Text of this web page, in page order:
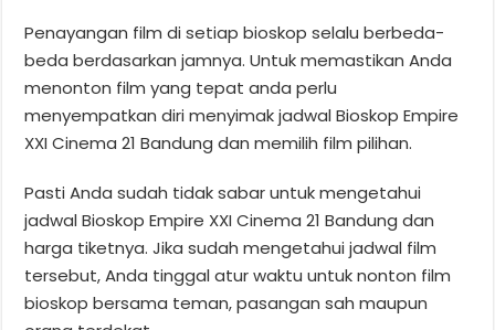
Penayangan film di setiap bioskop selalu berbeda-
beda berdasarkan jamnya. Untuk memastikan Anda
menonton film yang tepat anda perlu
menyempatkan diri menyimak jadwal Bioskop Empire
XXI Cinema 21 Bandung dan memilih film pilihan.
Pasti Anda sudah tidak sabar untuk mengetahui
jadwal Bioskop Empire XXI Cinema 21 Bandung dan
harga tiketnya. Jika sudah mengetahui jadwal film
tersebut, Anda tinggal atur waktu untuk nonton film
bioskop bersama teman, pasangan sah maupun